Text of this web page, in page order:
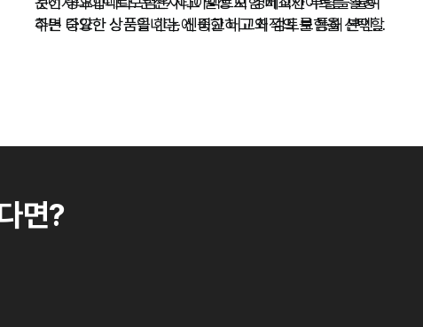
하면 다양한 상품을 한눈에 비교하고 최적의 보험을 선택할
주는 중요한 상품입니다. 신중한 비교와 검토를 통해 본인에
면?